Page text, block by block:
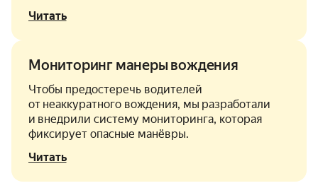
Читать
Мониторинг манеры вождения
Чтобы предостеречь водителей
от неаккуратного вождения, мы разработали
и внедрили систему мониторинга, которая
фиксирует опасные манёвры.
Читать